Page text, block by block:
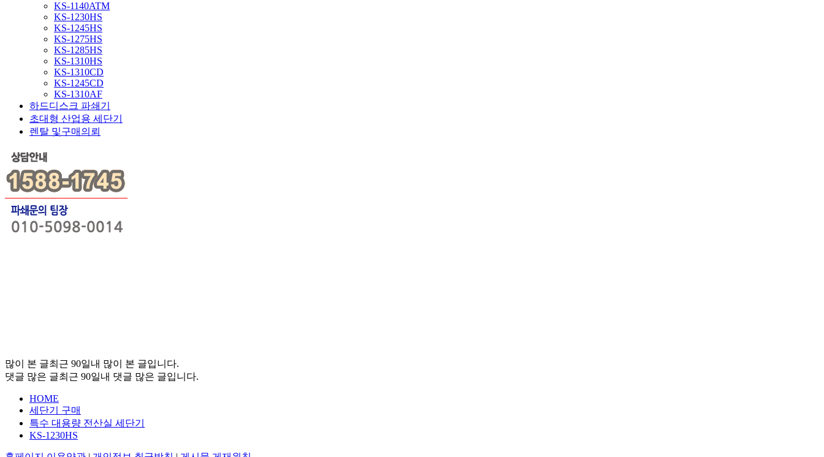
KS-1140ATM
KS-1230HS
KS-1245HS
KS-1275HS
KS-1285HS
KS-1310HS
KS-1310CD
KS-1245CD
KS-1310AF
하드디스크 파쇄기
초대형 산업용 세단기
렌탈 및구매의뢰
많이 본 글최근 90일내 많이 본 글입니다.
댓글 많은 글최근 90일내 댓글 많은 글입니다.
HOME
세단기 구매
특수 대용량 전산실 세단기
KS-1230HS